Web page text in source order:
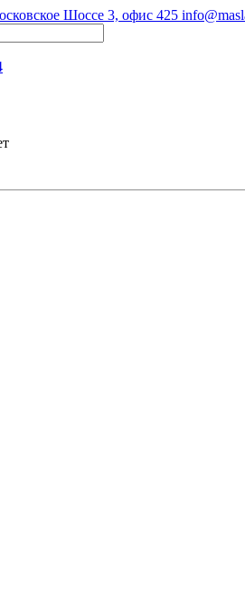
Шоссе 3, офис 425